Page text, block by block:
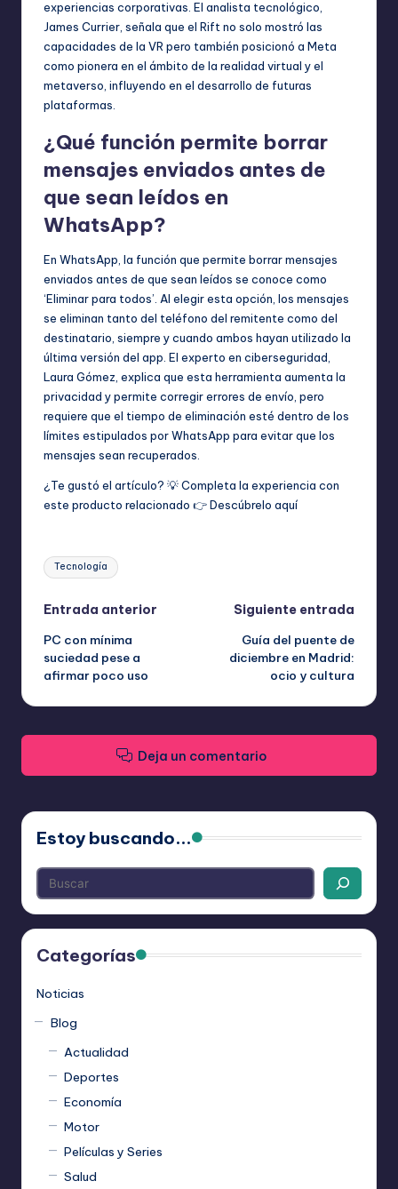
experiencias corporativas. El analista tecnológico,
James Currier, señala que el Rift no solo mostró las
capacidades de la VR pero también posicionó a Meta
como pionera en el ámbito de la realidad virtual y el
metaverso, influyendo en el desarrollo de futuras
plataformas.
¿Qué función permite borrar
mensajes enviados antes de
que sean leídos en
WhatsApp?
En WhatsApp, la función que permite borrar mensajes
enviados antes de que sean leídos se conoce como
‘Eliminar para todos’. Al elegir esta opción, los mensajes
se eliminan tanto del teléfono del remitente como del
destinatario, siempre y cuando ambos hayan utilizado la
última versión del app. El experto en ciberseguridad,
Laura Gómez, explica que esta herramienta aumenta la
privacidad y permite corregir errores de envío, pero
requiere que el tiempo de eliminación esté dentro de los
límites estipulados por WhatsApp para evitar que los
mensajes sean recuperados.
¿Te gustó el artículo? 💡 Completa la experiencia con
este producto relacionado 👉Descúbrelo aquí
Etiquetas:
Tecnología
Navegación
de
entradas
Entrada anterior
PC con mínima
suciedad pese a
afirmar poco uso
Siguiente entrada
Guía del puente de
diciembre en Madrid:
ocio y cultura
Deja un comentario
Estoy buscando...
Categorías
Noticias
Blog
Actualidad
Deportes
Economía
Motor
Películas y Series
Salud